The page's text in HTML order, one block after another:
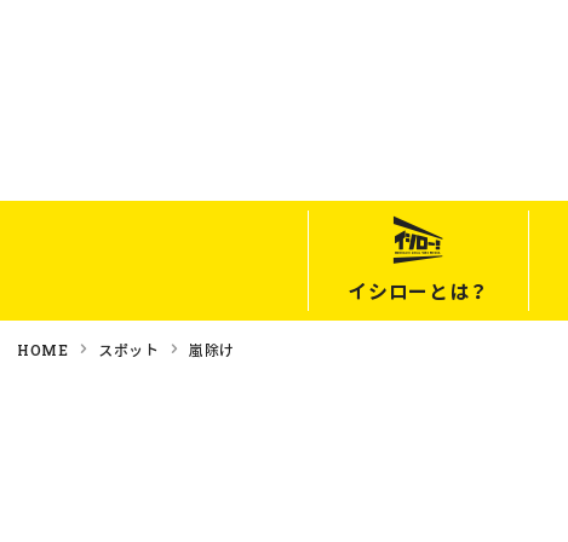
イシローとは？
HOME スポット 嵐除け